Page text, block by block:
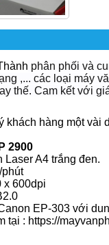
phân phối và
,... các loại máy
thế. Cam kết với
khách hàng một vài
2900
Laser A4 trắng đen.
phút
x 600dpi
EP-303 với
tại : https://